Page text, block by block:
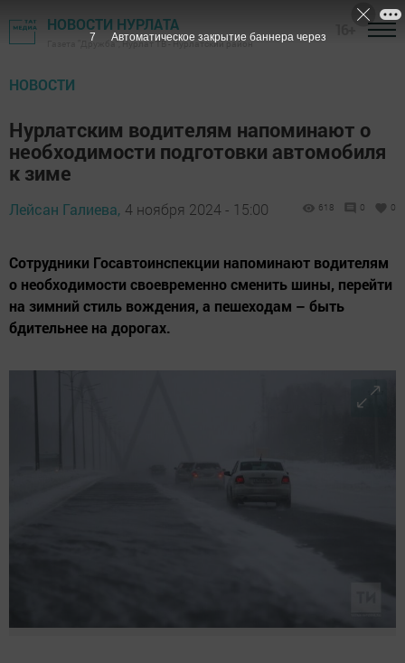
НОВОСТИ НУРЛАТА
Газета "Дружба", Нурлат ТВ - Нурлатский район
НОВОСТИ
Нурлатским водителям напоминают о
необходимости подготовки автомобиля
к зиме
Лейсан Галиева, 4 ноября 2024 - 15:00 618 0 0
Сотрудники Госавтоинспекции напоминают водителям
о необходимости своевременно сменить шины, перейти
на зимний стиль вождения, а пешеходам – быть
бдительнее на дорогах.
6 Автоматическое закрытие баннера через